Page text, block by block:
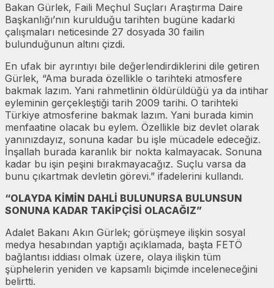
Bakan Gürlek, Faili Meçhul Suçları Araştırma Daire
Başkanlığı’nın kurulduğu tarihten bugüne kadarki
çalışmaları neticesinde 27 dosyada 30 failin
bulunduğunun altını çizdi.
En ufak bir ayrıntıyı bile değerlendirdiklerini dile getiren
Gürlek, “Ama burada özellikle o tarihteki atmosfere
bakmak lazım. Yani rahmetlinin öldürüldüğü ya da intihar
eyleminin gerçekleştiği tarih 2009 tarihi. O tarihteki
Türkiye atmosferine bakmak lazım. Yani burada kimin
menfaatine olacak bu eylem. Özellikle biz devlet olarak
yanınızdayız, sonuna kadar bu işle mücadele edeceğiz.
İnşallah burada karanlık bir nokta kalmayacak. Sonuna
kadar bu işin peşini bırakmayacağız. Suçlu varsa da
bunu çıkartmak devletin görevi.” ifadelerini kullandı.
“OLAYDA KİMİN DAHLİ BULUNURSA BULUNSUN
SONUNA KADAR TAKİPÇİSİ OLACAĞIZ”
Adalet Bakanı Akın Gürlek; görüşmeye ilişkin sosyal
medya hesabından yaptığı açıklamada, başta FETÖ
bağlantısı iddiası olmak üzere, olaya ilişkin tüm
şüphelerin yeniden ve kapsamlı biçimde inceleneceğini
belirtti.